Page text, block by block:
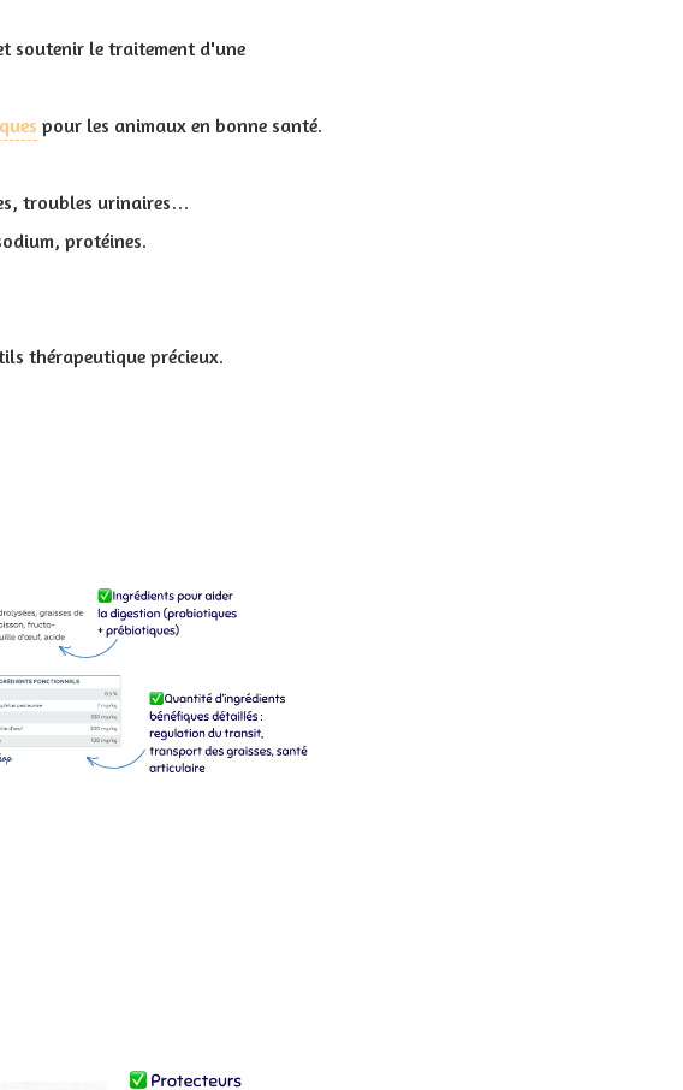
soutenir le traitement d'une
pour les animaux en bonne santé.
troubles urinaires…
protéines.
thérapeutique précieux.